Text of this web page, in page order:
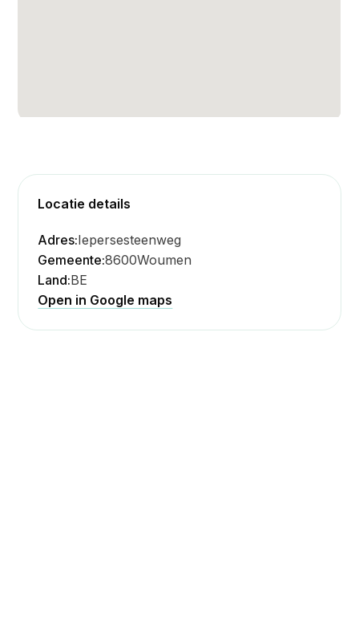
Locatie details
Adres:Iepersesteenweg
Gemeente:8600Woumen
Land:BE
Open in Google maps